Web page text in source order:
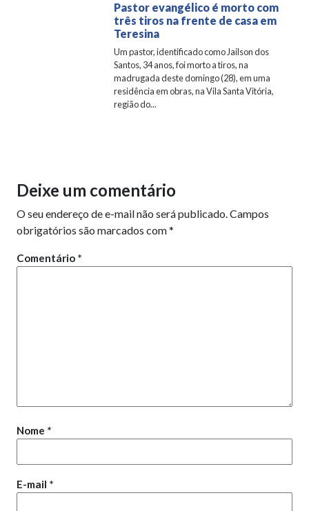
Pastor evangélico é morto com
três tiros na frente de casa em
Teresina
Um pastor, identificado como Jailson dos
Santos, 34 anos, foi morto a tiros, na
madrugada deste domingo (28), em uma
residência em obras, na Vila Santa Vitória,
região do...
Deixe um comentário
O seu endereço de e-mail não será publicado.Campos
obrigatórios são marcados com*
Comentário *
Nome *
E-mail *